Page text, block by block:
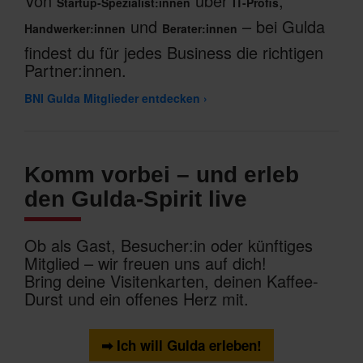
Handwerker:innen und Berater:innen – bei Gulda
findest du für jedes Business die richtigen
Partner:innen.
BNI Gulda Mitglieder entdecken ›
Komm vorbei – und erleb
den Gulda-Spirit live
Ob als Gast, Besucher:in oder künftiges
Mitglied – wir freuen uns auf dich!
Bring deine Visitenkarten, deinen Kaffee-
Durst und ein offenes Herz mit.
➡ Ich will Gulda erleben!